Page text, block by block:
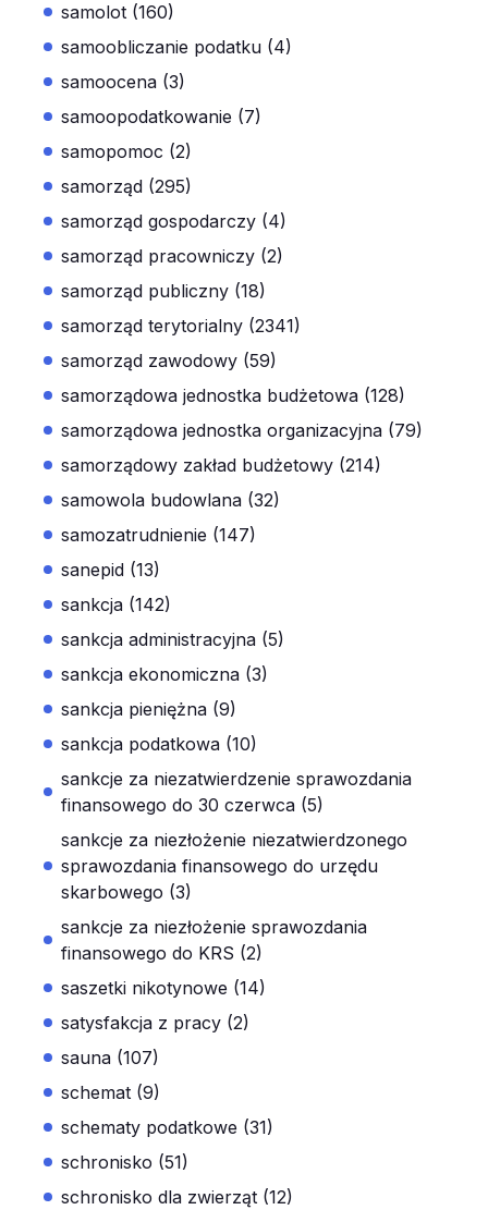
samolot (160)
samoobliczanie podatku (4)
samoocena (3)
samoopodatkowanie (7)
samopomoc (2)
samorząd (295)
samorząd gospodarczy (4)
samorząd pracowniczy (2)
samorząd publiczny (18)
samorząd terytorialny (2341)
samorząd zawodowy (59)
samorządowa jednostka budżetowa (128)
samorządowa jednostka organizacyjna (79)
samorządowy zakład budżetowy (214)
samowola budowlana (32)
samozatrudnienie (147)
sanepid (13)
sankcja (142)
sankcja administracyjna (5)
sankcja ekonomiczna (3)
sankcja pieniężna (9)
sankcja podatkowa (10)
sankcje za niezatwierdzenie sprawozdania
finansowego do 30 czerwca (5)
sankcje za niezłożenie niezatwierdzonego
sprawozdania finansowego do urzędu
skarbowego (3)
sankcje za niezłożenie sprawozdania
finansowego do KRS (2)
saszetki nikotynowe (14)
satysfakcja z pracy (2)
sauna (107)
schemat (9)
schematy podatkowe (31)
schronisko (51)
schronisko dla zwierząt (12)